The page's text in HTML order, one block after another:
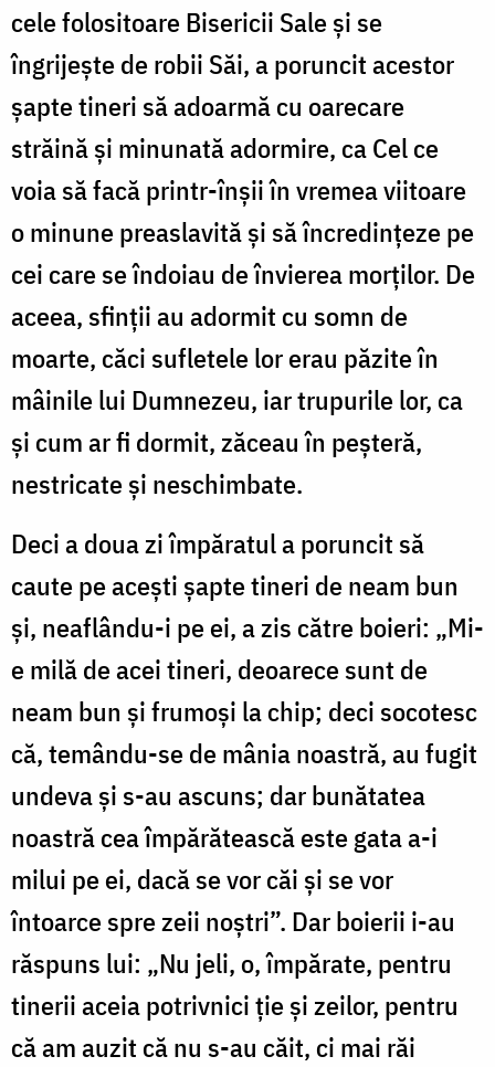
cele folositoare Bisericii Sale și se
îngrijește de robii Săi, a poruncit acestor
șapte tineri să adoarmă cu oarecare
străină și minunată adormire, ca Cel ce
voia să facă printr-înșii în vremea viitoare
o minune preaslavită și să încredințeze pe
cei care se îndoiau de învierea morților. De
aceea, sfinții au adormit cu somn de
moarte, căci sufletele lor erau păzite în
mâinile lui Dumnezeu, iar trupurile lor, ca
și cum ar fi dormit, zăceau în peșteră,
nestricate și neschimbate.
Deci a doua zi împăratul a poruncit să
caute pe acești șapte tineri de neam bun
și, neaflându-i pe ei, a zis către boieri: „Mi-
e milă de acei tineri, deoarece sunt de
neam bun și frumoși la chip; deci socotesc
că, temându-se de mânia noastră, au fugit
undeva și s-au ascuns; dar bunătatea
noastră cea împărătească este gata a-i
milui pe ei, dacă se vor căi și se vor
întoarce spre zeii noștri”. Dar boierii i-au
răspuns lui: „Nu jeli, o, împărate, pentru
tinerii aceia potrivnici ție și zeilor, pentru
că am auzit că nu s-au căit, ci mai răi